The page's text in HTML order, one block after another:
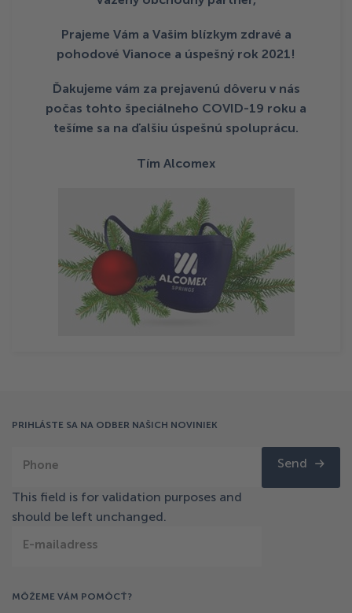
Prajeme Vám a Vašim blízkym zdravé a
pohodové Vianoce a úspešný rok 2021!
Ďakujeme vám za prejavenú dôveru v nás
počas tohto špeciálneho COVID-19 roku a
tešíme sa na ďalšiu úspešnú spoluprácu.
Tím Alcomex
PRIHLÁSTE SA NA ODBER NAŠICH NOVINIEK
Phone
This field is for validation purposes and
should be left unchanged.
E-mailadress
Send
MÔŽEME VÁM POMÔCŤ?